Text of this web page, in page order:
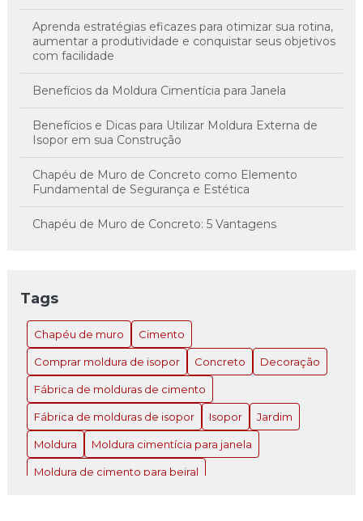
Aprenda estratégias eficazes para otimizar sua rotina,
aumentar a produtividade e conquistar seus objetivos
com facilidade
Benefícios da Moldura Cimentícia para Janela
Benefícios e Dicas para Utilizar Moldura Externa de
Isopor em sua Construção
Chapéu de Muro de Concreto como Elemento
Fundamental de Segurança e Estética
Chapéu de Muro de Concreto: 5 Vantagens
Chapéu de Muro de Concreto: Como Escolher e
Instalar o Ideal para Sua Propriedade
Chapéu de Muro de Concreto: Como Escolher e
Instalar o Ideal para Sua Propriedade
Chapéu de Muro de Concreto: Como Escolher e
Instalar o Ideal para Sua Propriedade
Chapéu de Muro de Concreto: Como Escolher e
Tags
Chapéu de muro Cimento
Comprar moldura de isopor Concreto Decoração
Fábrica de molduras de cimento
Fábrica de molduras de isopor Isopor Jardim
Moldura Moldura cimentícia para janela
Moldura de cimento para beiral